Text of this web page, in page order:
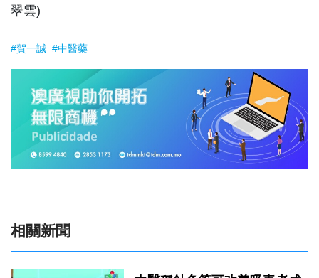
翠雲)
#賀一誠 #中醫藥
相關新聞